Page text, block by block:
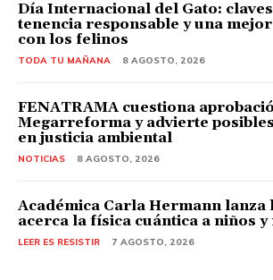
Día Internacional del Gato:
tenencia responsable y una
con los felinos
TODA TU MAÑANA 8 AGOSTO, 2026
FENATRAMA cuestiona
Megarreforma y advierte
en justicia ambiental
NOTICIAS 8 AGOSTO, 2026
Académica Carla Hermann lanza
acerca la física cuántica a niños y
LEER ES RESISTIR 7 AGOSTO, 2026